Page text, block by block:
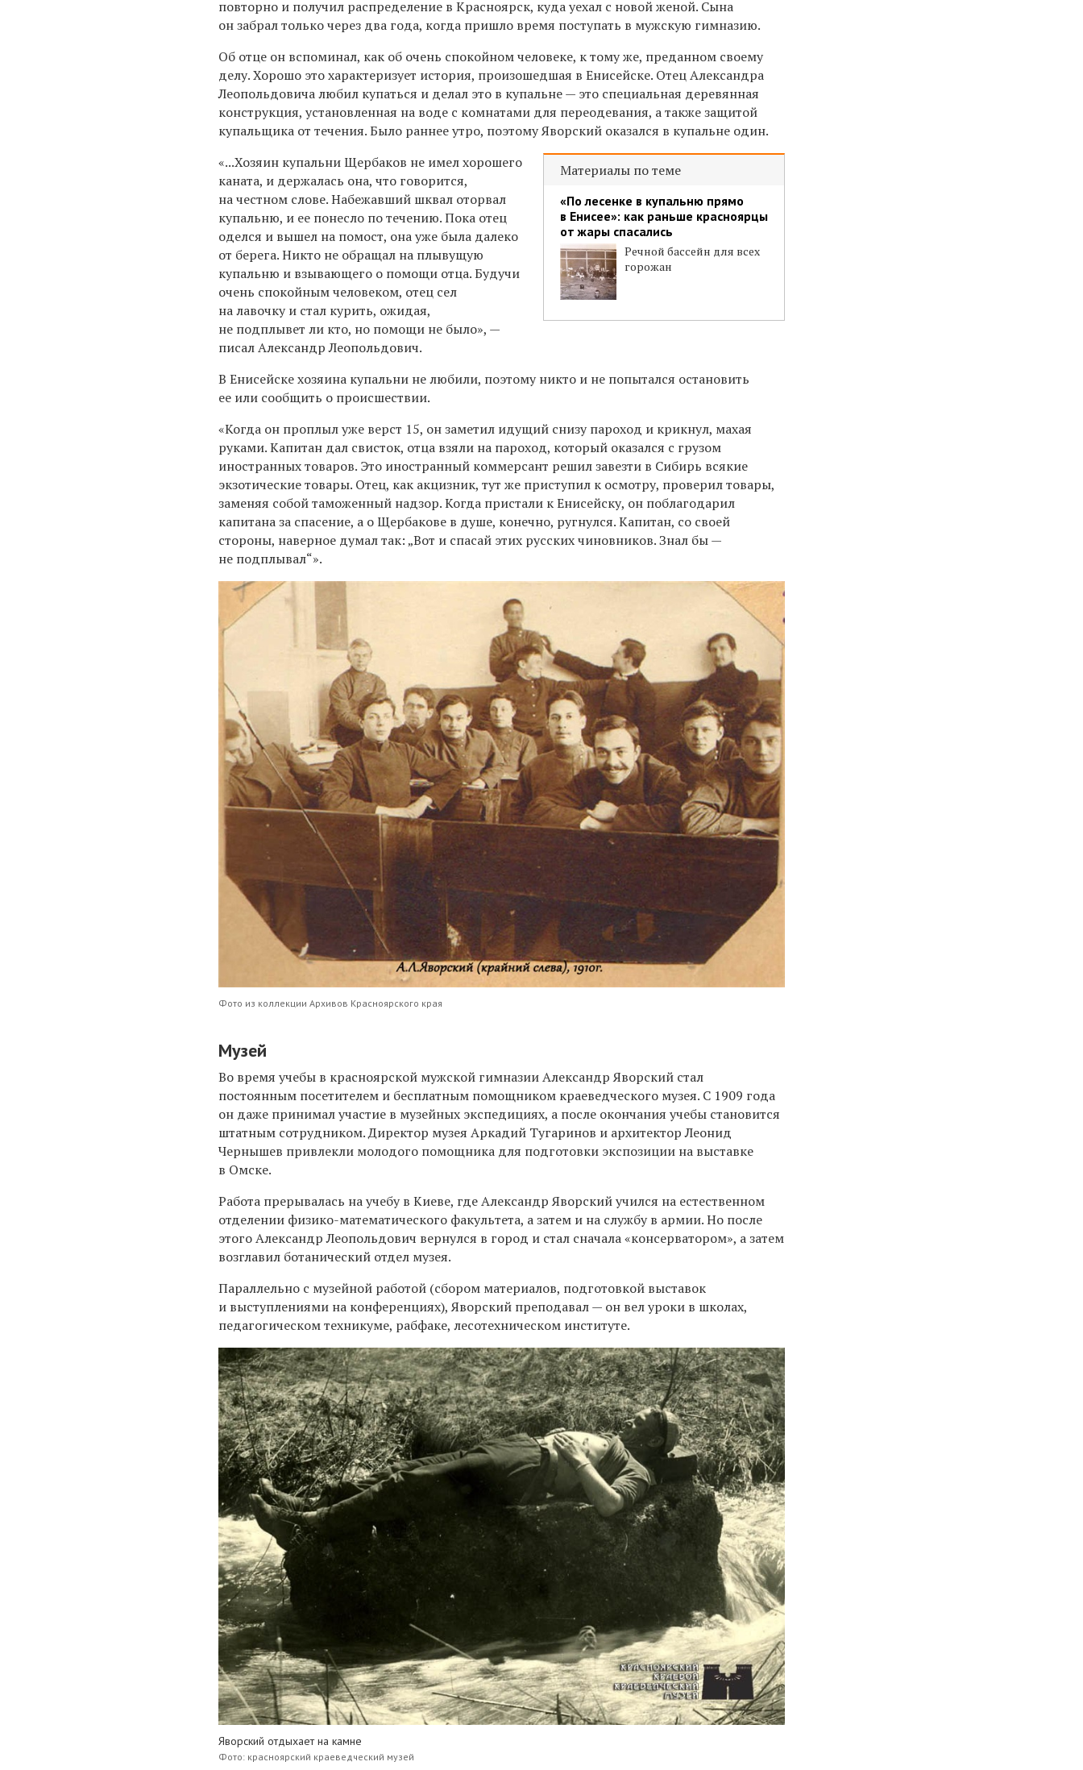
повторно и получил распределение в Красноярск, куда уехал с новой женой. Сына
он забрал только через два года, когда пришло время поступать в мужскую гимназию.
Об отце он вспоминал, как об очень спокойном человеке, к тому же, преданном своему
делу. Хорошо это характеризует история, произошедшая в Енисейске. Отец Александра
Леопольдовича любил купаться и делал это в купальне — это специальная деревянная
конструкция, установленная на воде с комнатами для переодевания, а также защитой
купальщика от течения. Было раннее утро, поэтому Яворский оказался в купальне один.
Материалы по теме
«По лесенке в купальню прямо
в Енисее»: как раньше красноярцы
от жары спасались
Речной бассейн для всех
горожан
«...Хозяин купальни Щербаков не имел хорошего
каната, и держалась она, что говорится,
на честном слове. Набежавший шквал оторвал
купальню, и ее понесло по течению. Пока отец
оделся и вышел на помост, она уже была далеко
от берега. Никто не обращал на плывущую
купальню и взывающего о помощи отца. Будучи
очень спокойным человеком, отец сел
на лавочку и стал курить, ожидая,
не подплывет ли кто, но помощи не было», —
писал Александр Леопольдович.
В Енисейске хозяина купальни не любили, поэтому никто и не попытался остановить
ее или сообщить о происшествии.
«Когда он проплыл уже верст 15, он заметил идущий снизу пароход и крикнул, махая
руками. Капитан дал свисток, отца взяли на пароход, который оказался с грузом
иностранных товаров. Это иностранный коммерсант решил завезти в Сибирь всякие
экзотические товары. Отец, как акцизник, тут же приступил к осмотру, проверил товары,
заменяя собой таможенный надзор. Когда пристали к Енисейску, он поблагодарил
капитана за спасение, а о Щербакове в душе, конечно, ругнулся. Капитан, со своей
стороны, наверное думал так: „Вот и спасай этих русских чиновников. Знал бы —
не подплывал“».
Фото из коллекции Архивов Красноярского края
Музей
Во время учебы в красноярской мужской гимназии Александр Яворский стал
постоянным посетителем и бесплатным помощником краеведческого музея. С 1909 года
он даже принимал участие в музейных экспедициях, а после окончания учебы становится
штатным сотрудником. Директор музея Аркадий Тугаринов и архитектор Леонид
Чернышев привлекли молодого помощника для подготовки экспозиции на выставке
в Омске.
Работа прерывалась на учебу в Киеве, где Александр Яворский учился на естественном
отделении физико-математического факультета, а затем и на службу в армии. Но после
этого Александр Леопольдович вернулся в город и стал сначала «консерватором», а затем
возглавил ботанический отдел музея.
Параллельно с музейной работой (сбором материалов, подготовкой выставок
и выступлениями на конференциях), Яворский преподавал — он вел уроки в школах,
педагогическом техникуме, рабфаке, лесотехническом институте.
Яворский отдыхает на камне
Фото: красноярский краеведческий музей